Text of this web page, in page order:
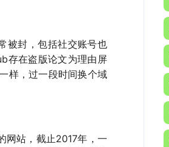
被封，包括社交账号也
存在盗版论文为理由屏
样，过一段时间换个域
网站，截止2017年，一